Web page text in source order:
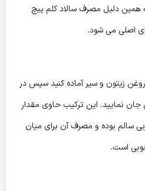
همین دلیل مصرف سالاد کلم پیچ
اصلی می شود.
زیتون و سیر آماده کنید سپس در
جان نمایید. این ترکیب حاوی مقدار
سالم بوده و مصرف آن برای میان
است.